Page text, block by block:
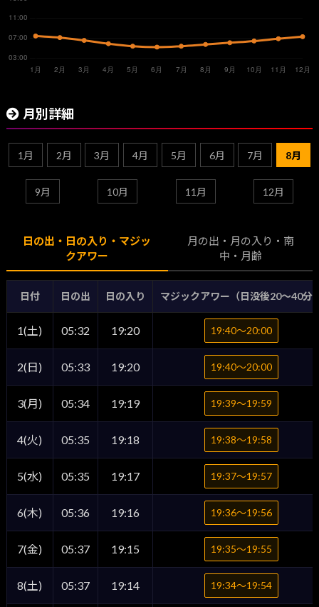
月別詳細
1月 2月 3月 4月 5月 6月 7月 8月
9月 10月 11月 12月
日の出・日の入り・マジッ
クアワー
月の出・月の入り・南
中・月齢
日付 日の出 日の入り マジックアワー（日没後20〜40分
1(土) 05:32 19:20 19:40〜20:00
2(日) 05:33 19:20 19:40〜20:00
3(月) 05:34 19:19 19:39〜19:59
4(火) 05:35 19:18 19:38〜19:58
5(水) 05:35 19:17 19:37〜19:57
6(木) 05:36 19:16 19:36〜19:56
7(金) 05:37 19:15 19:35〜19:55
8(土) 05:37 19:14 19:34〜19:54